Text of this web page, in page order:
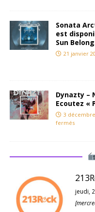
Sonata
est
Sun
21 janvier
Dynazty –
Ecoutez «
3 décembre
fermés
jeudi,
[